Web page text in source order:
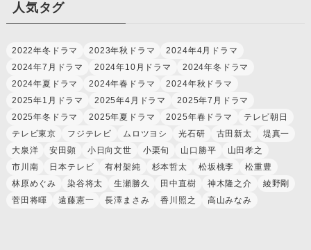
人気タグ
2022年冬ドラマ 2023年秋ドラマ
2024年4月ドラマ
2024年7月ドラマ
2024年10月ドラマ
2024年冬ドラマ
2024年夏ドラマ
2024年春ドラマ
2024年秋ドラマ
2025年1月ドラマ
2025年4月ドラマ
2025年7月ドラマ
2025年冬ドラマ
2025年夏ドラマ 2025年春ドラマ
テレビ朝日
テレビ東京
フジテレビ ムロツヨシ 光石研 古田新太
堤真一
大泉洋
安田顕 小日向文世 小栗旬 山口勝平
山田孝之
市川南
日本テレビ 有村架純 杉本哲太 松坂桃李
松重豊
林原めぐみ
染谷将太 生瀬勝久 田中直樹 神木隆之介
綾野剛
菅田将暉
遠藤憲一 長澤まさみ 香川照之 高山みなみ